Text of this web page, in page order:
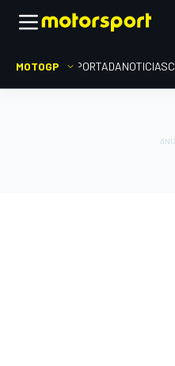
MOTOGP PORTADANOTICIAS